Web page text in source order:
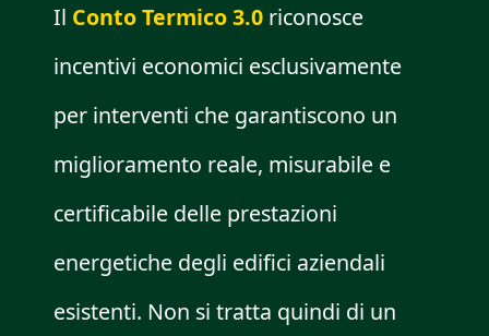
Il Conto Termico 3.0riconosce
incentivi economici esclusivamente
per interventi che garantiscono un
miglioramento reale, misurabile e
certificabile delle prestazioni
energetiche degli edifici aziendali
esistenti. Non si tratta quindi di un